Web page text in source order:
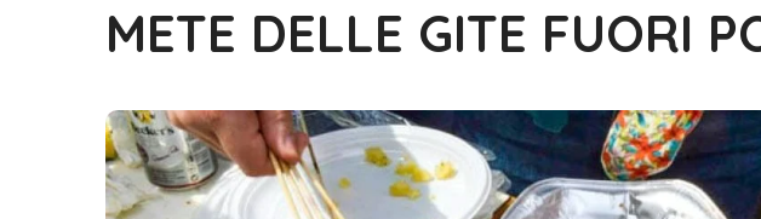
METE DELLE GITE FUORI